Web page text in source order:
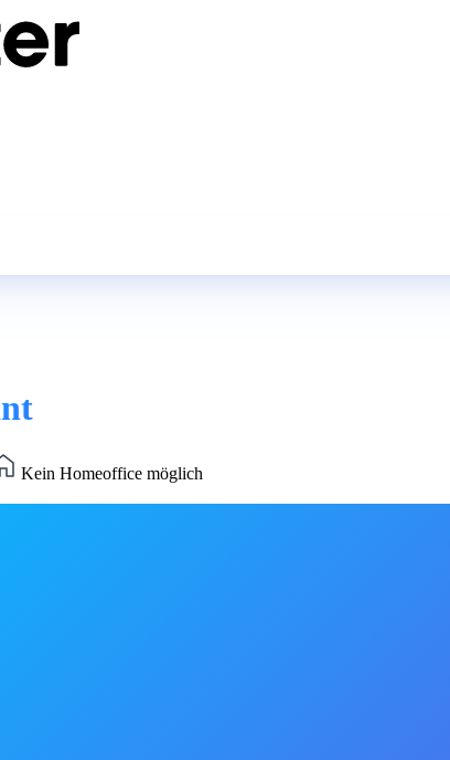
Kein Homeoffice möglich